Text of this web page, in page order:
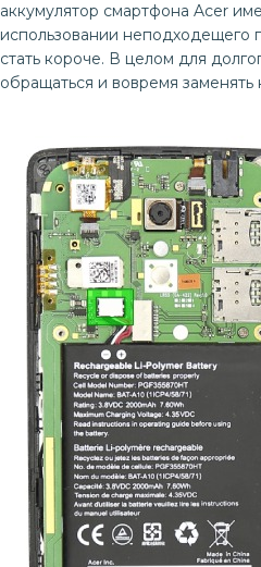
аккумулятор смартфона Acer
использовании неподходещего
стать короче. В целом для
обращаться и вовремя